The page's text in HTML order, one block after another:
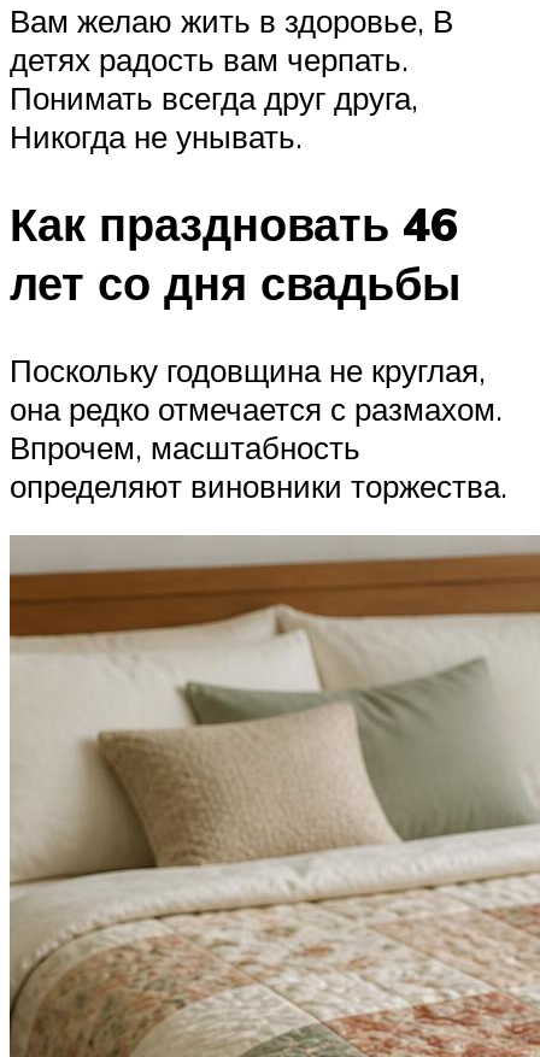
Вам желаю жить в здоровье, В
детях радость вам черпать.
Понимать всегда друг друга,
Никогда не унывать.
Как праздновать 46
лет со дня свадьбы
Поскольку годовщина не круглая,
она редко отмечается с размахом.
Впрочем, масштабность
определяют виновники торжества.